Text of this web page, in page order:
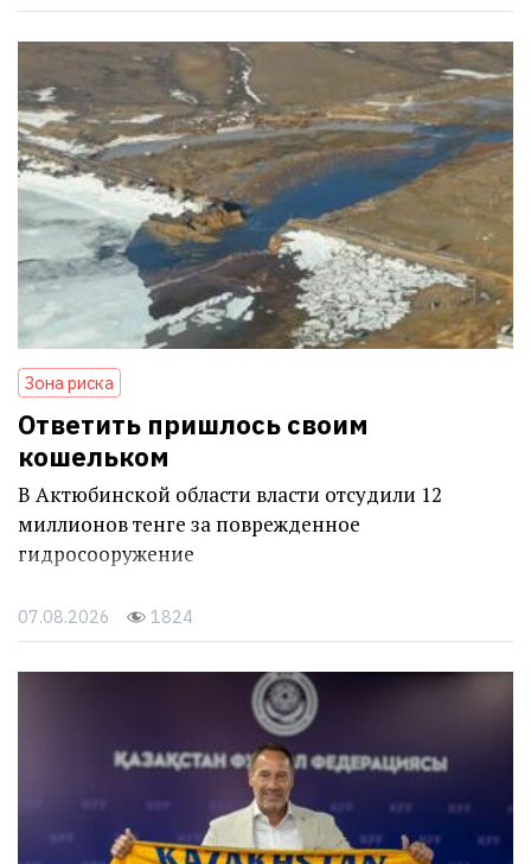
Зона риска
Ответить пришлось своим
кошельком
В Актюбинской области власти отсудили 12
миллионов тенге за поврежденное
гидросооружение
07.08.2026 1824